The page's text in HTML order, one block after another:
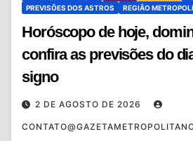
PREVISÕES DOS ASTROS
REGIÃO
Horóscopo de hoje,
confira as previsões do
signo
2 DE AGOSTO DE 2026